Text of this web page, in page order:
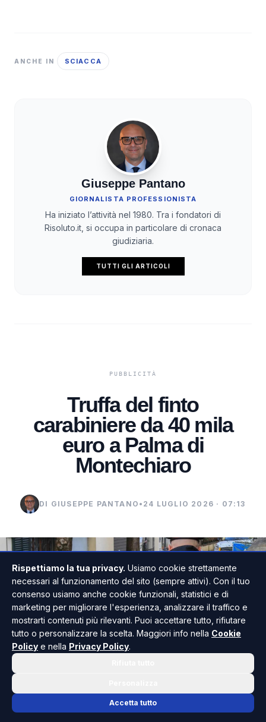
ANCHE IN SCIACCA
Giuseppe Pantano
GIORNALISTA PROFESSIONISTA
Ha iniziato l’attività nel 1980. Tra i fondatori di
Risoluto.it, si occupa in particolare di cronaca
giudiziaria.
TUTTI GLI ARTICOLI
Truffa del finto
carabiniere da 40 mila
euro a Palma di
Montechiaro
DI GIUSEPPE PANTANO • 24 LUGLIO 2026 · 07:13
Rispettiamo la tua privacy. Usiamo cookie strettamente
necessari al funzionamento del sito (sempre attivi). Con il tuo
consenso usiamo anche cookie funzionali, statistici e di
marketing per migliorare l'esperienza, analizzare il traffico e
mostrarti contenuti più rilevanti. Puoi accettare tutto, rifiutare
tutto o personalizzare la scelta. Maggiori info nella Cookie
Policy e nella Privacy Policy.
Accetta tutto